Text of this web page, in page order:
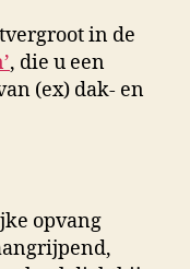
in de
, die u een
(ex) dak- en
opvang